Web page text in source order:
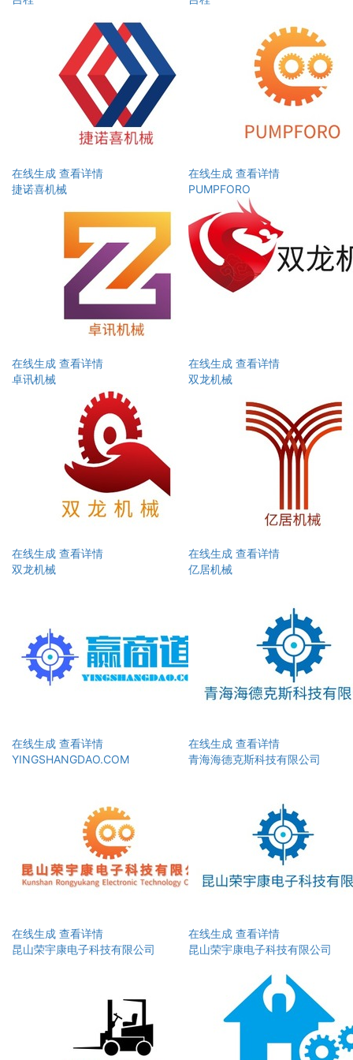
在线生成 查看详情
捷诺喜机械
在线生成 查看详情
PUMPFORO
在线生成 查看详情
卓讯机械
在线生成 查看详情
双龙机械
在线生成 查看详情
双龙机械
在线生成 查看详情
亿居机械
在线生成 查看详情
YINGSHANGDAO.COM
在线生成 查看详情
青海海德克斯科技有限公司
在线生成 查看详情
昆山荣宇康电子科技有限公司
在线生成 查看详情
昆山荣宇康电子科技有限公司